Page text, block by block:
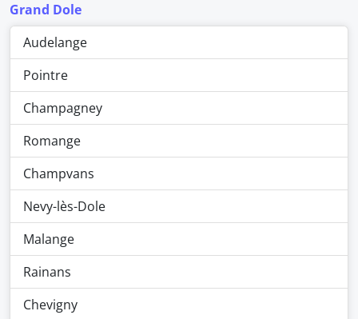
Grand Dole
Audelange
Pointre
Champagney
Romange
Champvans
Nevy-lès-Dole
Malange
Rainans
Chevigny